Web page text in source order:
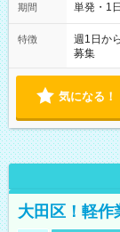
期間 単発・1
特徴
週1日か
募集
気になる！
大田区！軽作